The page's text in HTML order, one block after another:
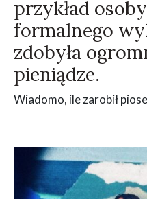
przykład
formalnego
zdobyła
pieniądze.
Wiadomo, ile zarobił